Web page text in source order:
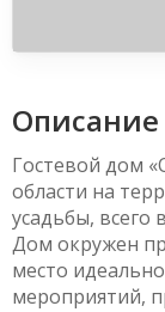
Описание
Гостевой дом
области на
усадьбы, всего
Дом окружен
место
мероприятий,